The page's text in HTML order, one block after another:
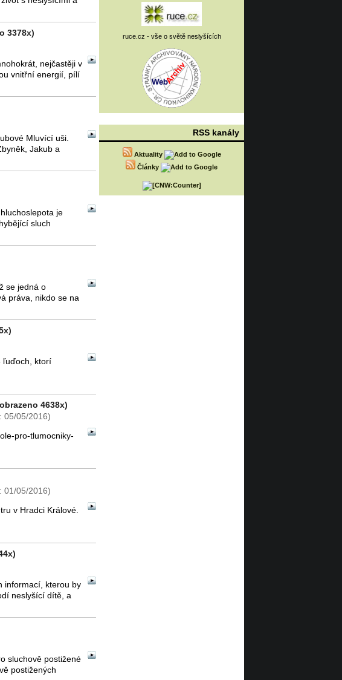
3378x)
nejčastěji v
vnitřní energií, pílí
Mluvící uši.
Jakub a
je
sluch
se jedná o
práva, nikdo se na
ľuďoch, ktorí
4638x)
05/05/2016)
pro-tlumocniky-
01/05/2016)
v Hradci Králové.
informací, kterou by
neslyšící dítě, a
sluchově postižené
postižených
ruce.cz - vše o světě neslyšících
RSS kanály
Aktuality
Články